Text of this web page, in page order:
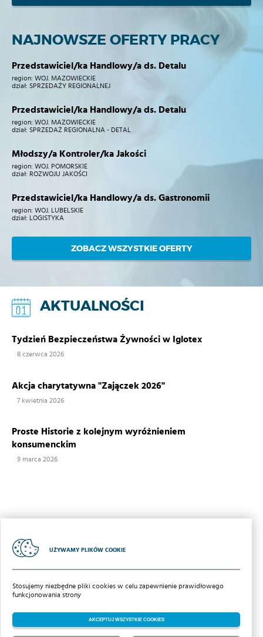
UŻYWAMY PLIKÓW COOKIE
Stosujemy niezbędne pliki cookies w celu zapewnienie prawidłowego
funkcjonowania strony
AKCEPTUJ WSZYSTKIE COOKIES
NAJNOWSZE OFERTY PRACY
Przedstawiciel/ka Handlowy/a ds. Detalu
region: WOJ. MAZOWIECKIE
dział: SPRZEDAŻY REGIONALNEJ
Przedstawiciel/ka Handlowy/a ds. Detalu
region: WOJ. MAZOWIECKIE
dział: SPRZEDAŻ REGIONALNA - DETAL
Młodszy/a Kontroler/ka Jakości
region: WOJ. POMORSKIE
dział: ROZWOJU JAKOŚCI
Przedstawiciel/ka Handlowy/a ds. Gastronomii
region: WOJ. LUBELSKIE
dział: LOGISTYKA
ZOBACZ WSZYSTKIE OFERTY
AKTUALNOŚCI
Tydzień Bezpieczeństwa Żywności w Iglotex
8 czerwca 2026
Akcja charytatywna "Zajączek 2026"
7 kwietnia 2026
Proste Historie z kolejnym wyróżnieniem
konsumenckim
9 marca 2026
POLITYKA COOKIES
pomoc zdalna